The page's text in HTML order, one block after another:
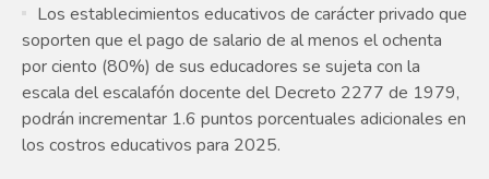
Los establecimientos educativos de carácter privado que
soporten que el pago de salario de al menos el ochenta
por ciento (80%) de sus educadores se sujeta con la
escala del escalafón docente del Decreto 2277 de 1979,
podrán incrementar 1.6 puntos porcentuales adicionales en
los costros educativos para 2025.